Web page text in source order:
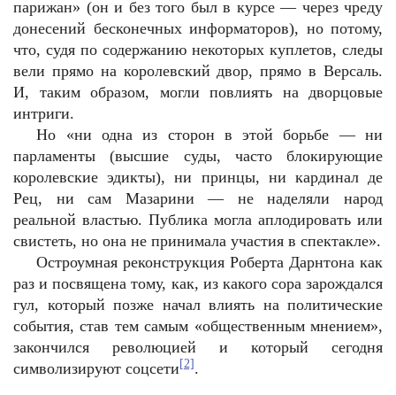
парижан» (он и без того был в курсе — через чреду
донесений бесконечных информаторов), но потому,
что, судя по содержанию некоторых куплетов, следы
вели прямо на королевский двор, прямо в Версаль.
И, таким образом, могли повлиять на дворцовые
интриги.
Но «ни одна из сторон в этой борьбе — ни
парламенты (высшие суды, часто блокирующие
королевские эдикты), ни принцы, ни кардинал де
Рец, ни сам Мазарини — не наделяли народ
реальной властью. Публика могла аплодировать или
свистеть, но она не принимала участия в спектакле».
Остроумная реконструкция Роберта Дарнтона как
раз и посвящена тому, как, из какого сора зарождался
гул, который позже начал влиять на политические
события, став тем самым «общественным мнением»,
закончился революцией и который сегодня
символизируют соцсети [2] .